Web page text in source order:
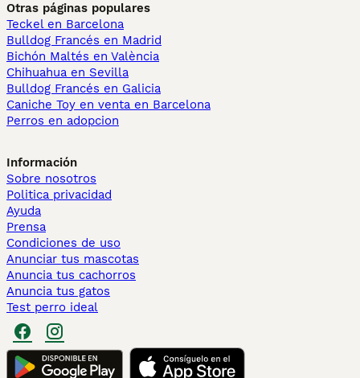
Otras páginas populares
Teckel en Barcelona
Bulldog Francés en Madrid
Bichón Maltés en València
Chihuahua en Sevilla
Bulldog Francés en Galicia
Caniche Toy en venta en Barcelona
Perros en adopcion
Información
Sobre nosotros
Politica privacidad
Ayuda
Prensa
Condiciones de uso
Anunciar tus mascotas
Anuncia tus cachorros
Anuncia tus gatos
Test perro ideal